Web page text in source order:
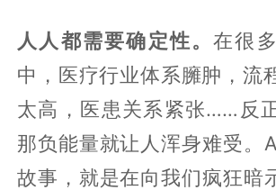
人人都需要确定性。在很
中，医疗行业体系臃肿，流
太高，医患关系紧张……反
那负能量就让人浑身难受。
故事，就是在向我们疯狂暗